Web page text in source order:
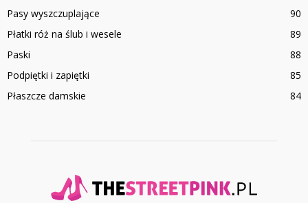
Pasy wyszczuplające
90
Płatki róż na ślub i wesele
89
Paski
88
Podpiętki i zapiętki
85
Płaszcze damskie
84